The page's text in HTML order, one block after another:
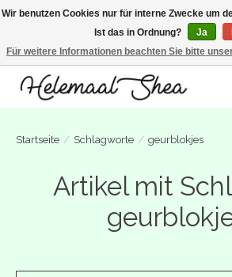
SUMMER BREAK! Wij zijn gesloten van 27 juli t/m
wel mogelijk. Alle bestellingen worden vanaf 17
genomen.
Startseite / Schlagworte / geurblokjes
Artikel mit
Wir benutzen Cookies nur für interne Zwecke um
Ist das in Ordnung?
Ja
Für weitere Informationen beachten Sie bitte